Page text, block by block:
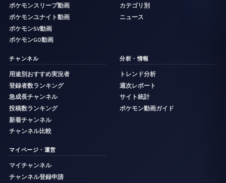
ポケモンスリープ動画
ポケモンユナイト動画
ポケモンSV動画
ポケモンGO動画
カテゴリ別
ニュース
チャンネル
用途別おすすめ実況者
登録者数ランキング
急成長チャンネル
投稿数ランキング
新着チャンネル
チャンネル比較
分析・情報
トレンド分析
週次レポート
サイト統計
ポケモン動画ガイド
マイページ・運営
マイチャンネル
チャンネル登録申請